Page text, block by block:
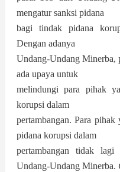
mengatur sanksi pidana
bagi tindak pidana
Dengan adanya
Undang-Undang Minerba,
ada upaya untuk
melindungi para pihak
korupsi dalam
pertambangan. Para
pidana korupsi dalam
pertambangan tidak lagi
Undang-Undang Minerba.